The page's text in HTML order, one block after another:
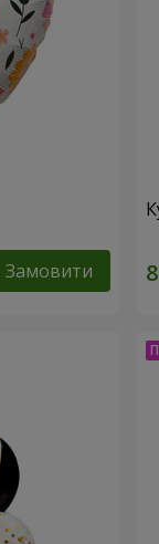
Замовити